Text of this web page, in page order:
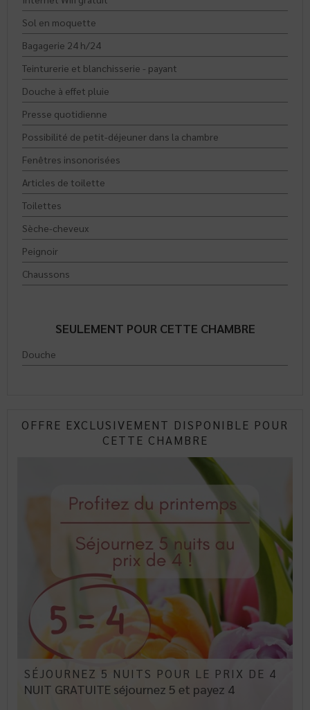
Sol en moquette
Bagagerie 24 h/24
Teinturerie et blanchisserie - payant
Douche à effet pluie
Presse quotidienne
Possibilité de petit-déjeuner dans la chambre
Fenêtres insonorisées
Articles de toilette
Toilettes
Sèche-cheveux
Peignoir
Chaussons
SEULEMENT POUR CETTE CHAMBRE
Douche
OFFRE EXCLUSIVEMENT DISPONIBLE POUR
CETTE CHAMBRE
SÉJOURNEZ 5 NUITS POUR LE PRIX DE 4
NUIT GRATUITE séjournez 5 et payez 4